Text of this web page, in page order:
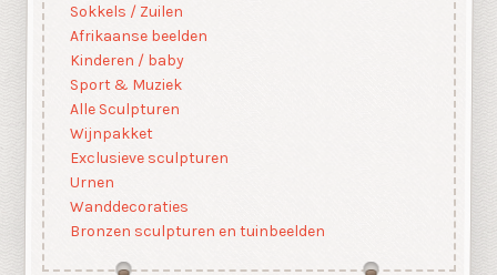
Sokkels / Zuilen
Afrikaanse beelden
Kinderen / baby
Sport & Muziek
Alle Sculpturen
Wijnpakket
Exclusieve sculpturen
Urnen
Wanddecoraties
Bronzen sculpturen en tuinbeelden